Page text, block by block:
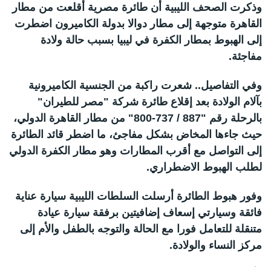
وذكرت الصحف الليبية أن طائرة مصرية أقلعت من مطار
القاهرة متوجهة إلى مطار دوالا بدولة الكاميرون اضطرت
إلى الهبوط بمطار الكفرة في ليبيا بسبب حالة ولادة
مفاجئة.
وفي التفاصيل.. شعرت راكبة من الجنسية الكاميرونية
بآلام الولادة بعد إقلاع طائرة شركة "مصر للطيران"
بالرحلة رقم "887 / 737-800" من مطار القاهرة الدولي،
حيث جاءها المخاض بشكل مفاجئ، ما اضطر قائد الطائرة
إلى التواصل مع أقرب المطارات وهو مطار الكفرة الدولي
لطلب الهبوط الاضطراري.
وفور هبوط الطائرة أرسلت السلطات الليبية سيارة عناية
فائقة وسيارتي إسعاف إضافيتين برفقة سيارة عيادة
متنقلة للتعامل فورا مع الحالة والتوجه بالطفل والأم إلى
مركز النساء والولادة.